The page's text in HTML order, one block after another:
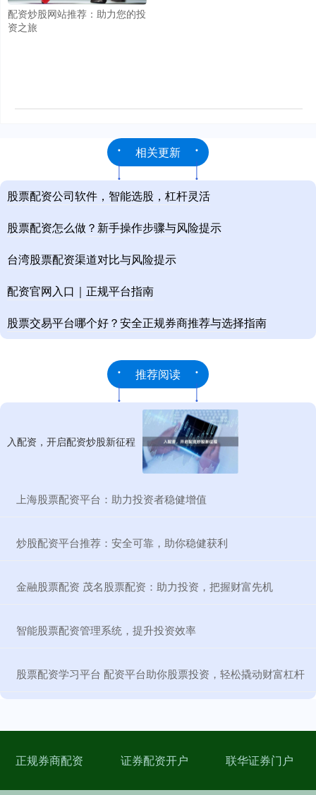
配资炒股网站推荐：助力您的投
资之旅
相关更新
股票配资公司软件，智能选股，杠杆灵活
股票配资怎么做？新手操作步骤与风险提示
台湾股票配资渠道对比与风险提示
配资官网入口｜正规平台指南
股票交易平台哪个好？安全正规券商推荐与选择指南
推荐阅读
入配资，开启配资炒股新征程
​上海股票配资平台：助力投资者稳健增值
​炒股配资平台推荐：安全可靠，助你稳健获利
​金融股票配资 茂名股票配资：助力投资，把握财富先机
​智能股票配资管理系统，提升投资效率
​股票配资学习平台 配资平台助你股票投资，轻松撬动财富杠杆
正规券商配资 证券配资开户 联华证券门户